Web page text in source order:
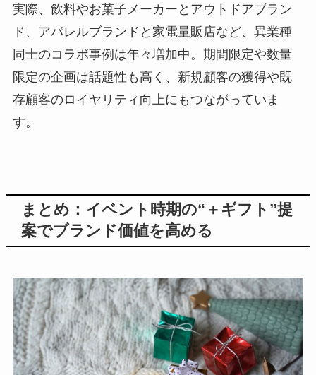
実際、飲料やお菓子メーカーとアウトドアブラン
ド、アパレルブランドと家電量販店など、異業種
同士のコラボ事例は年々増加中。期間限定や数量
限定の企画は話題性も高く、新規顧客の獲得や既
存顧客のロイヤリティ向上にもつながっていま
す。
まとめ：イベント時期の“＋ギフト”提
案でブランド価値を高める